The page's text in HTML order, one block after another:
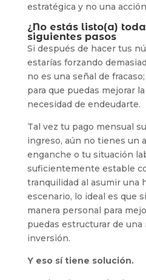
estratégica y no una
¿No estás listo(a)
siguientes pasos
Si después de hacer tus
estarías forzando
no es una señal de
para que puedas mejorar
necesidad de endeudarte.
Tal vez tu pago mensual
ingreso, aún no tienes un
enganche o tu situación
suficientemente estable
tranquilidad al asumir una
escenario, lo ideal es que
manera personal para
puedas estructurar de una
inversión.
Y eso sí tiene solución.